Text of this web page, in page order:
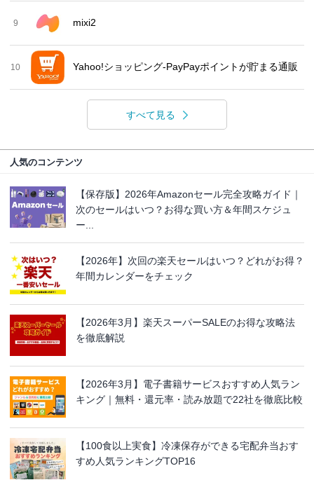
9 mixi2
10 Yahoo!ショッピング-PayPayポイントが貯まる通販
すべて見る
人気のコンテンツ
【保存版】2026年Amazonセール完全攻略ガイド｜
次のセールはいつ？お得な買い方＆年間スケジュ
ー...
【2026年】次回の楽天セールはいつ？どれがお得？
年間カレンダーをチェック
【2026年3月】楽天スーパーSALEのお得な攻略法
を徹底解説
【2026年3月】電子書籍サービスおすすめ人気ラン
キング｜無料・還元率・読み放題で22社を徹底比較
【100食以上実食】冷凍保存ができる宅配弁当おす
すめ人気ランキングTOP16